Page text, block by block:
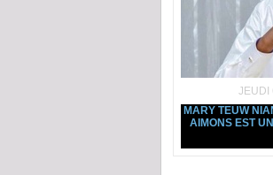
JEUDI
MARY TEUW
AIMONS EST